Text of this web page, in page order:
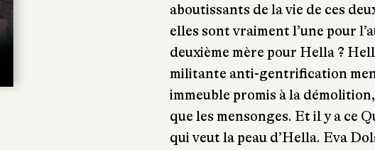
aboutissants de la vie de ces
elles sont vraiment l’une pour
deuxième mère pour Hella ?
militante anti-gentrification
immeuble promis à la
que les mensonges. Et il y a ce
qui veut la peau d’Hella. Eva